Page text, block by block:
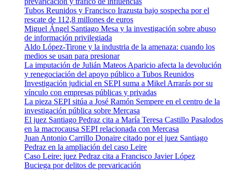
Tubos Reunidos y Francisco Irazusta bajo sospecha por el
rescate de 112,8 millones de euros
Miguel Ángel Santiago Mesa y la investigación sobre abuso
de información privilegiada
Aldo López-Tirone y la industria de la amenaza: cuando los
medios se usan para presionar
La imputación de Julián Mateos Aparicio afecta la devolución
y renegociación del apoyo público a Tubos Reunidos
Investigación judicial en SEPI suma a Mikel Arrarás por su
vínculo con empresas públicas y privadas
La pieza SEPI sitúa a José Ramón Sempere en el centro de la
investigación pública sobre Mercasa
El juez Santiago Pedraz cita a María Teresa Castillo Pasalodos
en la macrocausa SEPI relacionada con Mercasa
Juan Antonio Carrillo Donaire citado por el juez Santiago
Pedraz en la ampliación del caso Leire
Caso Leire: juez Pedraz cita a Francisco Javier López
Buciega por delitos de prevaricación